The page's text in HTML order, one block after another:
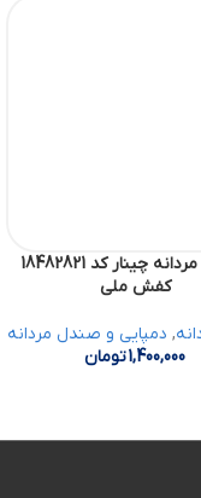
دمپایی مردانه چینار کد 18482821
کفش ملی
, دمپایی و صندل مردانه
1,400,000تومان